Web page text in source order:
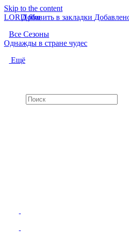
Skip to the content
LORDfilm
Все Сезоны
Однажды в стране чудес
Ещё
Добавить в закладки